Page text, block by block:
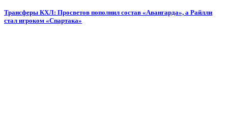
Трансферы КХЛ: Просветов пополнил состав «Авангарда», а Райлли
стал игроком «Спартака»